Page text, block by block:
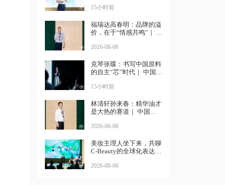
15小时前
福瑞达高春明：品牌的溢
价，在于“情感共鸣”｜ 中
2026-08-06
克琴张碟：书写中国原料
的自主“芯”时代｜ 中国化
15小时前
林清轩孙来春：精华油才
是大热的赛道｜ 中国化
2026-08-06
美妆主理人坐下来，共聊
C-Beauty的全球化表达丨
2026-08-06